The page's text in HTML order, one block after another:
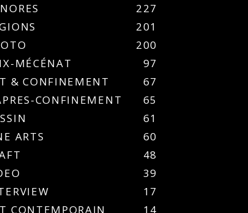
227
201
200
MÉCÉNAT
97
& CONFINEMENT
67
CONFINEMENT
65
61
ARTS
60
48
39
17
CONTEMPORAIN
14